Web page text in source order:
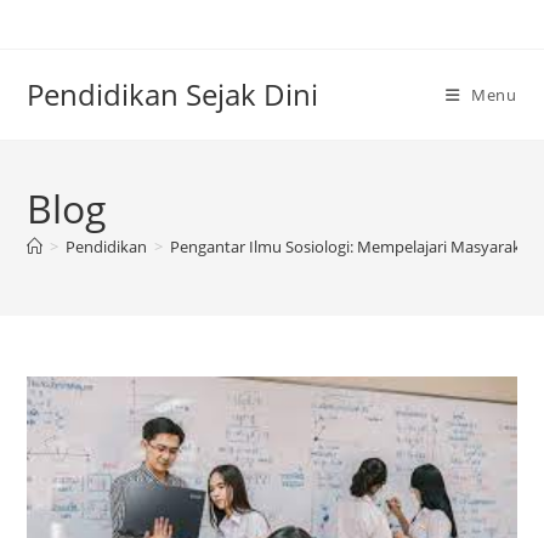
Pendidikan Sejak Dini Menu
Blog
> Pendidikan > Pengantar Ilmu Sosiologi: Mempelajari Masyarakat